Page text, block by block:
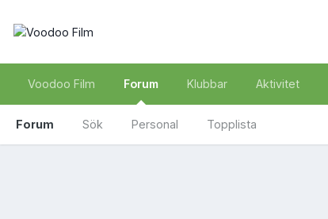
Voodoo Film Forum
Forum Sök Personal Topplista
Klubbar Aktivitet